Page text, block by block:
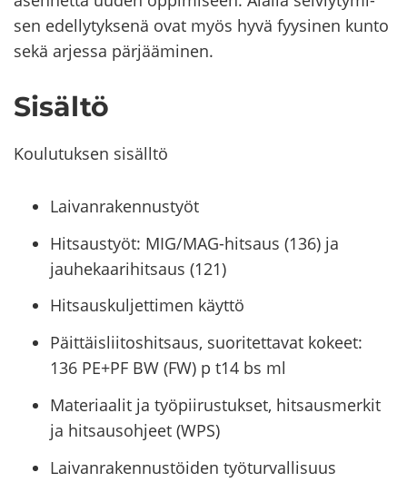
sen edel­ly­tyk­se­nä ovat myös hyvä fyy­si­nen kunto
sekä ar­jes­sa pär­jää­mi­nen.
Si­säl­tö
Kou­lu­tuk­sen si­säll­tö
Laivanrakennustyöt
Hitsaustyöt: MIG/MAG-hitsaus (136) ja
jauhekaarihitsaus (121)
Hitsauskuljettimen käyttö
Päittäisliitoshitsaus, suoritettavat kokeet:
136 PE+PF BW (FW) p t14 bs ml
Materiaalit ja työpiirustukset, hitsausmerkit
ja hitsausohjeet (WPS)
Laivanrakennustöiden työturvallisuus